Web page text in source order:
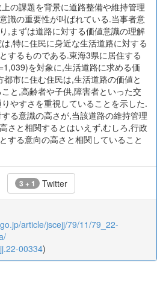
の課題を背景に道路整備や維持管理
識の重要性が叫ばれている.当事者意
,まずは道路に対する価値意識の理解
,特に住民に身近な生活道路に対する
するものである.東海3県に居住する
を対象に,生活道路に求める価
市に住む住民は,生活道路の価値と
と,高齢者や子供,障害者といった交
やすさを重視していることを示した.
る意識の高さが,当該道路の維持管理
さと相関するとはいえず,むしろ,行政
する意向の高さと相関していること
3 + 1 Twitter
article/jscejj/79/11/79_22-
00334)